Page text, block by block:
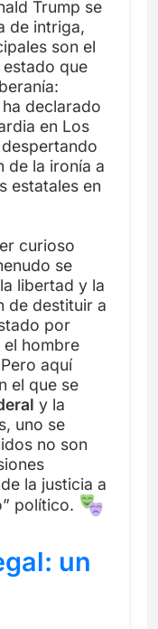
Trump se
de intriga,
son el
que
declarado
en Los
de la ironía a
estatales en
curioso
se
libertad y la
de destituir a
por
el hombre
aquí
el que se
y la
uno se
no son
la justicia a
político.
un